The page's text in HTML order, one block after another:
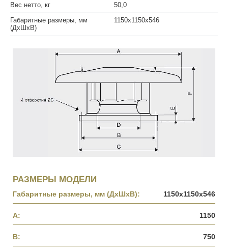
Вес нетто, кг
50,0
Габаритные размеры, мм
(ДхШхВ)
1150х1150х546
РАЗМЕРЫ МОДЕЛИ
Габаритные размеры, мм (ДхШхВ): 1150х1150х546
A: 1150
B: 750